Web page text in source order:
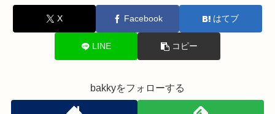
X Facebook はてブ
LINE コピー
bakkyをフォローする